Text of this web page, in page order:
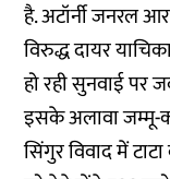
है. अटॉर्नी जनरल
विरुद्ध दायर
हो रही सुनवाई पर
इसके अलावा जम्मू-
सिंगुर विवाद में